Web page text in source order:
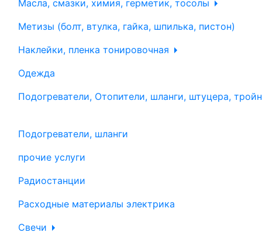
Масла, смазки, химия, герметик, тосолы
Метизы (болт, втулка, гайка, шпилька, пистон)
Наклейки, пленка тонировочная
Одежда
Подогреватели, Отопители, шланги, штуцера,
Подогреватели, шланги
прочие услуги
Радиостанции
Расходные материалы электрика
Свечи